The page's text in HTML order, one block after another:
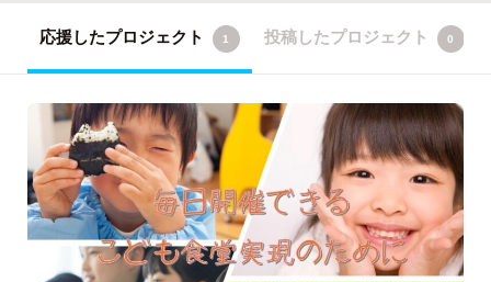
応援したプロジェクト 1 投稿したプロジェクト 0